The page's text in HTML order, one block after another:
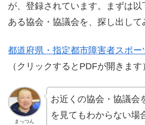
が、登録されています。まずは以
ある協会・協議会を、探し出して
都道府県・指定都市障害者スポー
（クリックするとPDFが開きます
まっつん
お近くの協会・協議会
を見てもわからない場